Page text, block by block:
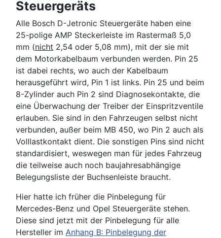
Steuergeräts
Alle Bosch D-Jetronic Steuergeräte haben eine
25-polige AMP Steckerleiste im Rastermaß 5,0
mm (nicht 2,54 oder 5,08 mm), mit der sie mit
dem Motorkabelbaum verbunden werden. Pin 25
ist dabei rechts, wo auch der Kabelbaum
herausgeführt wird, Pin 1 ist links. Pin 25 und beim
8-Zylinder auch Pin 2 sind Diagnosekontakte, die
eine Überwachung der Treiber der Einspritzventile
erlauben. Sie sind in den Fahrzeugen selbst nicht
verbunden, außer beim MB 450, wo Pin 2 auch als
Volllastkontakt dient. Die sonstigen Pins sind nicht
standardisiert, weswegen man für jedes Fahrzeug
die teilweise auch noch baujahresabhängige
Belegungsliste der Buchsenleiste braucht.
Hier hatte ich früher die Pinbelegung für
Mercedes-Benz und Opel Steuergeräte stehen.
Diese sind jetzt mit der Pinbelegung für alle
Hersteller im Anhang B: Pinbelegung der